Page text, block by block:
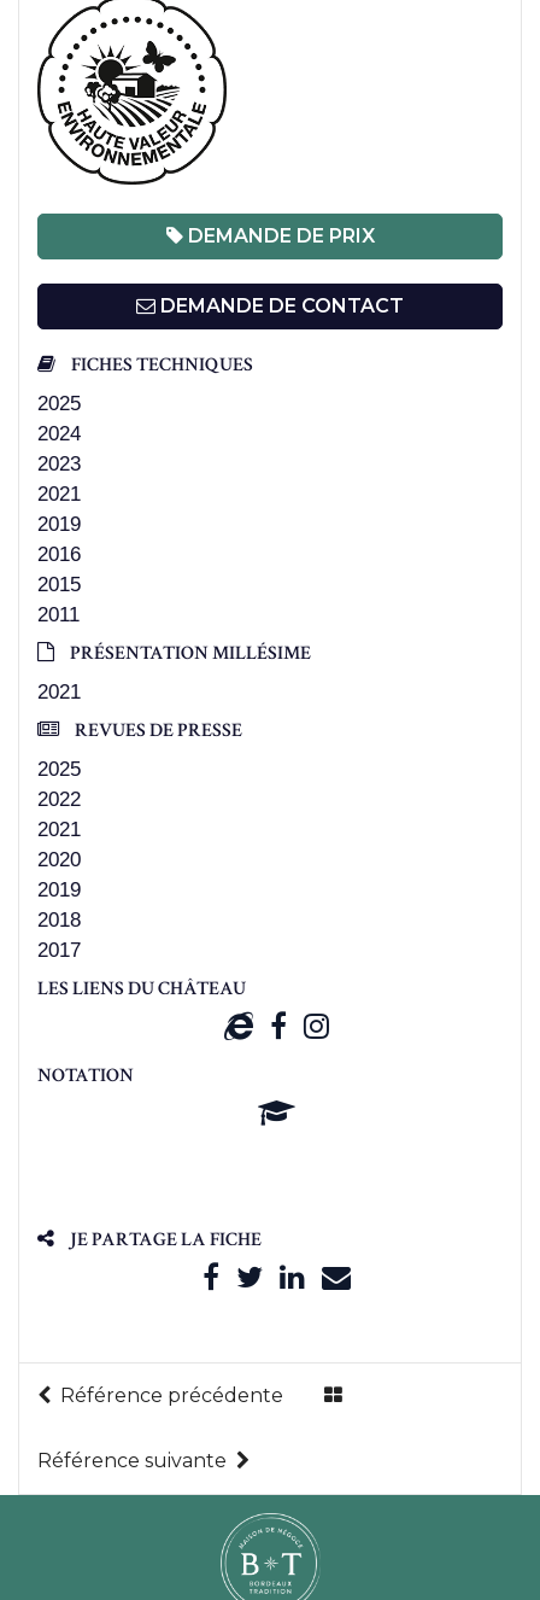
DEMANDE DE PRIX
DEMANDE DE CONTACT
FICHES TECHNIQUES
2025
2024
2023
2021
2019
2016
2015
2011
PRÉSENTATION MILLÉSIME
2021
REVUES DE PRESSE
2025
2022
2021
2020
2019
2018
2017
LES LIENS DU CHÂTEAU
NOTATION
JE PARTAGE LA FICHE
Référence précédente
Référence suivante